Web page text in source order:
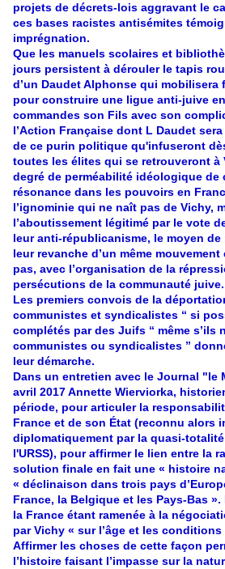
projets de décrets-lois aggravant le
ces bases racistes antisémites
imprégnation.
Que les manuels scolaires et
jours persistent à dérouler le tapis
d’un Daudet Alphonse qui
pour construire une ligue anti-juive
commandes son Fils avec son
l’Action Française dont L Daudet
de ce purin politique qu'infuseront
toutes les élites qui se retrouveront à
degré de perméabilité idéologique de
résonance dans les pouvoirs en
l’ignominie qui ne naît pas de Vichy,
l’aboutissement légitimé par le vote
leur anti-républicanisme, le moyen
leur revanche d’un même mouvement
pas, avec l’organisation de la
persécutions de la communauté juive.
Les premiers convois de la
communistes et syndicalistes “ si
complétés par des Juifs “ même s’ils
communistes ou syndicalistes ”
leur démarche.
Dans un entretien avec le Journal "le
avril 2017 Annette Wierviorka,
période, pour articuler la
France et de son État (reconnu alors
diplomatiquement par la quasi-
l'URSS), pour affirmer le lien entre la
solution finale en fait une « histoire
« déclinaison dans trois pays
France, la Belgique et les Pays-Bas
la France étant ramenée à la
par Vichy « sur l’âge et les
Affirmer les choses de cette façon
l’histoire faisant l’impasse sur la